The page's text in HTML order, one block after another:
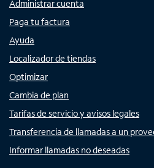
Administrar cuenta
Paga tu factura
Ayuda
Localizador de tiendas
Optimizar
Cambia de plan
Tarifas de servicio y avisos legales
Transferencia de llamadas a un
Informar llamadas no deseadas